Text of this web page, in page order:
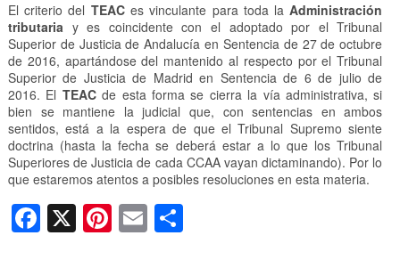
El criterio del TEACes vinculante para toda laAdministración
tributariay es coincidente con el adoptado por el Tribunal
Superior de Justicia de Andalucía en Sentencia de 27 de octubre
de 2016, apartándose del mantenido al respecto por el Tribunal
Superior de Justicia de Madrid en Sentencia de 6 de julio de
2016. El TEACde esta forma se cierra la vía administrativa, si
bien se mantiene la judicial que, con sentencias en ambos
sentidos, está a la espera de que el Tribunal Supremo siente
doctrina (hasta la fecha se deberá estar a lo que los Tribunal
Superiores de Justicia de cada CCAA vayan dictaminando). Por lo
que estaremos atentos a posibles resoluciones en esta materia.
F
a
X Pi
nt
E
m
C